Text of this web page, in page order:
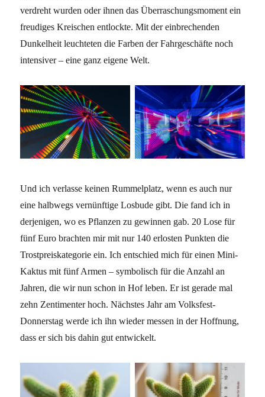
verdreht wurden oder ihnen das Überraschungsmoment ein
freudiges Kreischen entlockte. Mit der einbrechenden
Dunkelheit leuchteten die Farben der Fahrgeschäfte noch
intensiver – eine ganz eigene Welt.
Und ich verlasse keinen Rummelplatz, wenn es auch nur
eine halbwegs vernünftige Losbude gibt. Die fand ich in
derjenigen, wo es Pflanzen zu gewinnen gab. 20 Lose für
fünf Euro brachten mir mit nur 140 erlosten Punkten die
Trostpreiskategorie ein. Ich entschied mich für einen Mini-
Kaktus mit fünf Armen – symbolisch für die Anzahl an
Jahren, die wir nun schon in Hof leben. Er ist gerade mal
zehn Zentimenter hoch. Nächstes Jahr am Volksfest-
Donnerstag werde ich ihn wieder messen in der Hoffnung,
dass er sich bis dahin gut entwickelt.